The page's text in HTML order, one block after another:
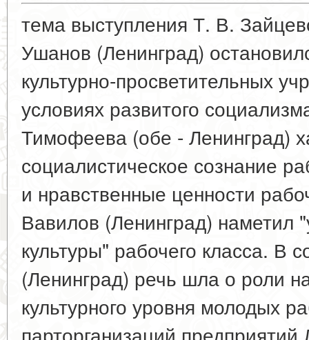
тема выступления Т. В.
Ушанов (Ленинград)
культурно-просветительных
условиях развитого
Тимофеева (обе - Ленинград)
социалистическое сознание
и нравственные ценности
Вавилов (Ленинград) наметил
культуры" рабочего класса.
(Ленинград) речь шла о роли
культурного уровня молодых
парторганизаций предприятий